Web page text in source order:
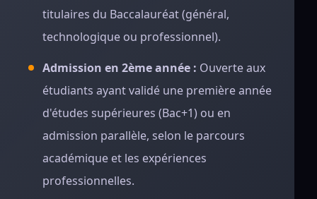
titulaires du Baccalauréat (général,
technologique ou professionnel).
Admission en 2ème année : Ouverte aux
étudiants ayant validé une première année
d'études supérieures (Bac+1) ou en
admission parallèle, selon le parcours
académique et les expériences
professionnelles.